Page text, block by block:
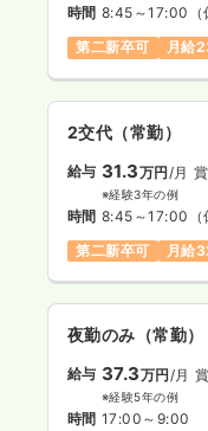
時間 8:45～17:00
第二新卒可
月給
2交代（常勤）
給与 31.3万円 /月
※経験3年の例
時間 8:45～17:00
第二新卒可
月給
夜勤のみ（常勤）
給与 37.3万円/月
※経験5年の例
時間 17:00～9:00